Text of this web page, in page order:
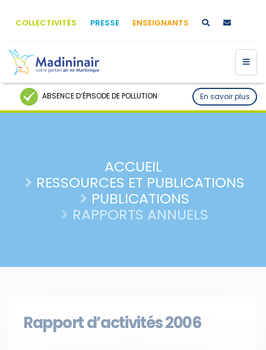
COLLECTIVITÉS PRESSE ENSEIGNANTS
ABSENCE D’ÉPISODE DE POLLUTION En savoir plus
ACCUEIL
RESSOURCES ET PUBLICATIONS
PUBLICATIONS
RAPPORTS ANNUELS
Rapport d’activités 2006